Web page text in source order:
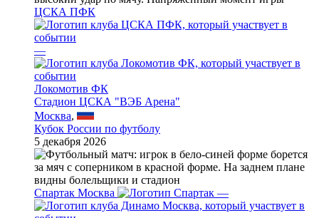
ЦСКА ПФК
—
Локомотив ФК
Стадион ЦСКА "ВЭБ Арена"
Москва,
Кубок России по футболу
5 декабря 2026
Спартак Москва —